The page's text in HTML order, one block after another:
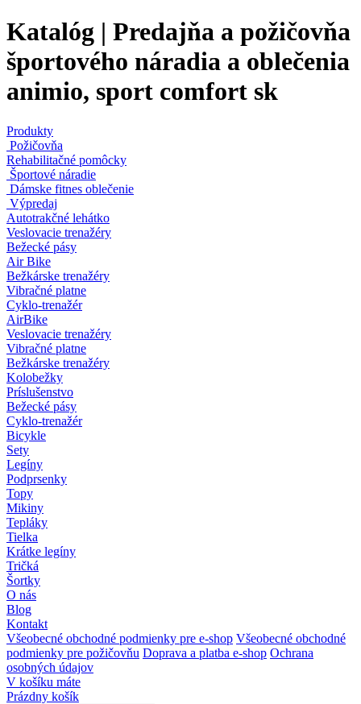
Katalóg | Predajňa a požičovňa
športového náradia a oblečenia
animio, sport comfort sk
Produkty
Požičovňa
Rehabilitačné pomôcky
Športové náradie
Dámske fitnes oblečenie
Výpredaj
Autotrakčné lehátko
Veslovacie trenažéry
Bežecké pásy
Air Bike
Bežkárske trenažéry
Vibračné platne
Cyklo-trenažér
AirBike
Veslovacie trenažéry
Vibračné platne
Bežkárske trenažéry
Kolobežky
Príslušenstvo
Bežecké pásy
Cyklo-trenažér
Bicykle
Sety
Legíny
Podprsenky
Topy
Mikiny
Tepláky
Tielka
Krátke legíny
Tričká
Šortky
O nás
Blog
Kontakt
Všeobecné obchodné podmienky pre e-shop Všeobecné obchodné
podmienky pre požičovňu Doprava a platba e-shop Ochrana
osobných údajov
V košíku máte
Prázdny košík